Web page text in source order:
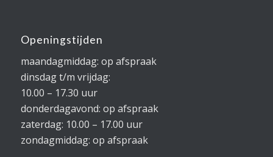
Openingstijden
maandagmiddag: op afspraak
dinsdag t/m vrijdag:
10.00 – 17.30 uur
donderdagavond: op afspraak
zaterdag: 10.00 – 17.00 uur
zondagmiddag: op afspraak